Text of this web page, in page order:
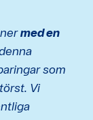
med en
som
Vi